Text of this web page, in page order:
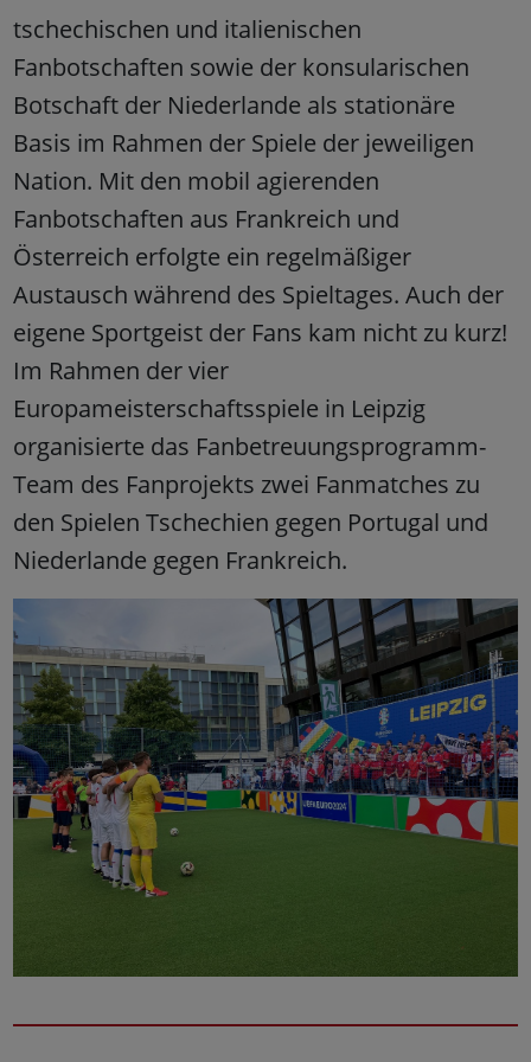
tschechischen und italienischen
Fanbotschaften sowie der konsularischen
Botschaft der Niederlande als stationäre
Basis im Rahmen der Spiele der jeweiligen
Nation. Mit den mobil agierenden
Fanbotschaften aus Frankreich und
Österreich erfolgte ein regelmäßiger
Austausch während des Spieltages. Auch der
eigene Sportgeist der Fans kam nicht zu kurz!
Im Rahmen der vier
Europameisterschaftsspiele in Leipzig
organisierte das Fanbetreuungsprogramm-
Team des Fanprojekts zwei Fanmatches zu
den Spielen Tschechien gegen Portugal und
Niederlande gegen Frankreich.